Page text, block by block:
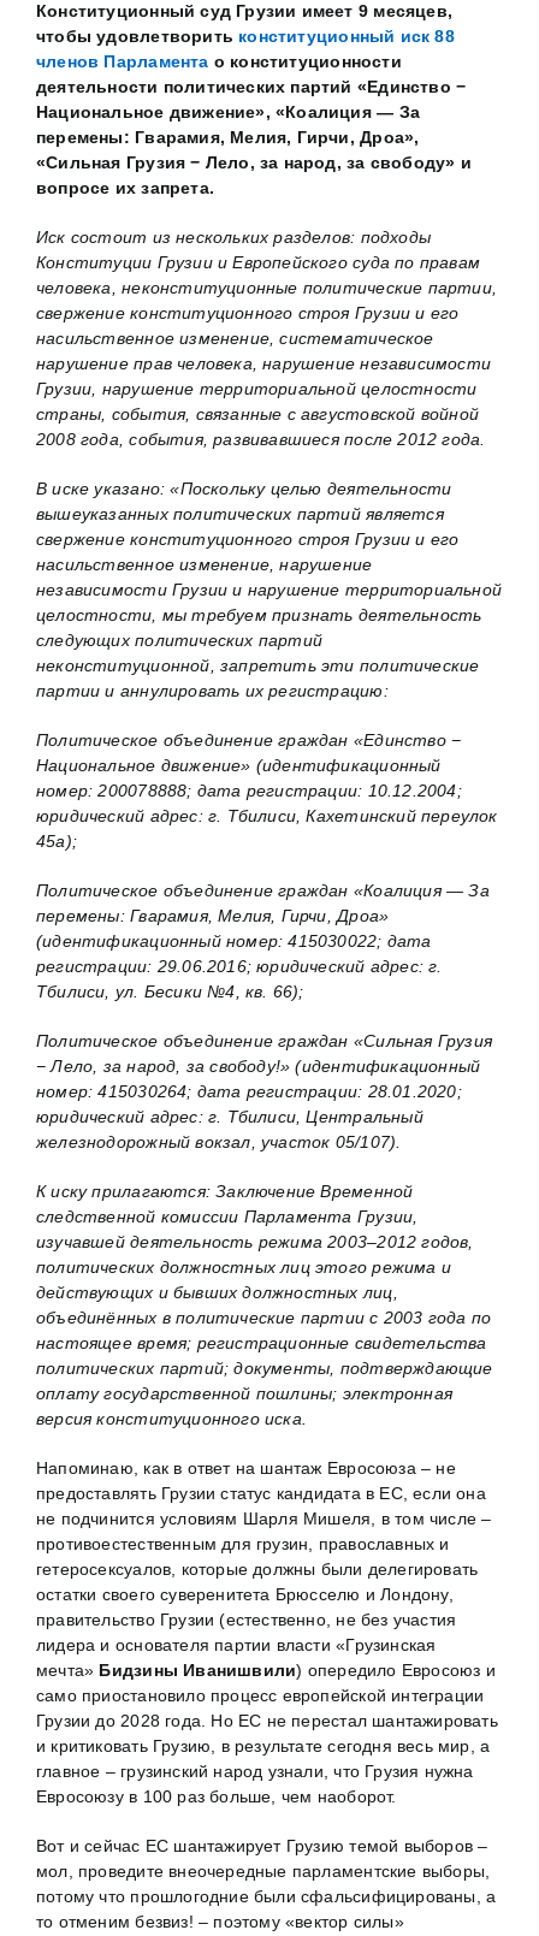
Конституционный суд Грузии имеет 9 месяцев,
чтобы удовлетворить конституционный иск 88
членов Парламента о конституционности
деятельности политических партий «Единство −
Национальное движение», «Коалиция — За
перемены: Гварамия, Мелия, Гирчи, Дроа»,
«Сильная Грузия − Лело, за народ, за свободу» и
вопросе их запрета.
Иск состоит из нескольких разделов: подходы
Конституции Грузии и Европейского суда по правам
человека, неконституционные политические партии,
свержение конституционного строя Грузии и его
насильственное изменение, систематическое
нарушение прав человека, нарушение независимости
Грузии, нарушение территориальной целостности
страны, события, связанные с августовской войной
2008 года, события, развивавшиеся после 2012 года.
В иске указано: «Поскольку целью деятельности
вышеуказанных политических партий является
свержение конституционного строя Грузии и его
насильственное изменение, нарушение
независимости Грузии и нарушение территориальной
целостности, мы требуем признать деятельность
следующих политических партий
неконституционной, запретить эти политические
партии и аннулировать их регистрацию:
Политическое объединение граждан «Единство −
Национальное движение» (идентификационный
номер: 200078888; дата регистрации: 10.12.2004;
юридический адрес: г. Тбилиси, Кахетинский переулок
45а);
Политическое объединение граждан «Коалиция — За
перемены: Гварамия, Мелия, Гирчи, Дроа»
(идентификационный номер: 415030022; дата
регистрации: 29.06.2016; юридический адрес: г.
Тбилиси, ул. Бесики №4, кв. 66);
Политическое объединение граждан «Сильная Грузия
− Лело, за народ, за свободу!» (идентификационный
номер: 415030264; дата регистрации: 28.01.2020;
юридический адрес: г. Тбилиси, Центральный
железнодорожный вокзал, участок 05/107).
К иску прилагаются: Заключение Временной
следственной комиссии Парламента Грузии,
изучавшей деятельность режима 2003–2012 годов,
политических должностных лиц этого режима и
действующих и бывших должностных лиц,
объединённых в политические партии с 2003 года по
настоящее время; регистрационные свидетельства
политических партий; документы, подтверждающие
оплату государственной пошлины; электронная
версия конституционного иска.
Напоминаю, как в ответ на шантаж Евросоюза – не
предоставлять Грузии статус кандидата в ЕС, если она
не подчинится условиям Шарля Мишеля, в том числе –
противоестественным для грузин, православных и
гетеросексуалов, которые должны были делегировать
остатки своего суверенитета Брюсселю и Лондону,
правительство Грузии (естественно, не без участия
лидера и основателя партии власти «Грузинская
мечта» Бидзины Иванишвили) опередило Евросоюз и
само приостановило процесс европейской интеграции
Грузии до 2028 года. Но ЕС не перестал шантажировать
и критиковать Грузию, в результате сегодня весь мир, а
главное – грузинский народ узнали, что Грузия нужна
Евросоюзу в 100 раз больше, чем наоборот.
Вот и сейчас ЕС шантажирует Грузию темой выборов –
мол, проведите внеочередные парламентские выборы,
потому что прошлогодние были сфальсифицированы, а
то отменим безвиз! – поэтому «вектор силы»